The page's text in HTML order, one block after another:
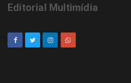
Editorial Multimídia